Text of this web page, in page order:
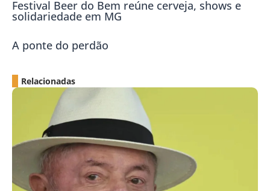
Festival Beer do Bem reúne cerveja, shows e
solidariedade em MG
A ponte do perdão
Relacionadas